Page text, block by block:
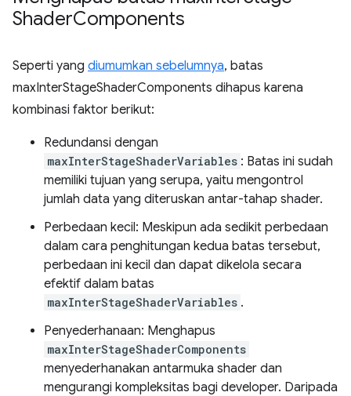
ShaderComponents
Seperti yang diumumkan sebelumnya, batas
maxInterStageShaderComponents dihapus karena
kombinasi faktor berikut:
Redundansi dengan
maxInterStageShaderVariables : Batas ini sudah
memiliki tujuan yang serupa, yaitu mengontrol
jumlah data yang diteruskan antar-tahap shader.
Perbedaan kecil: Meskipun ada sedikit perbedaan
dalam cara penghitungan kedua batas tersebut,
perbedaan ini kecil dan dapat dikelola secara
efektif dalam batas
maxInterStageShaderVariables .
Penyederhanaan: Menghapus
maxInterStageShaderComponents
menyederhanakan antarmuka shader dan
mengurangi kompleksitas bagi developer. Daripada